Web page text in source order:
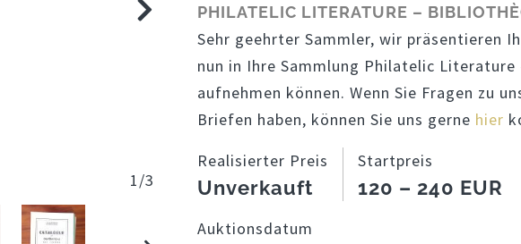
1/3
PHILATELIC LITERATURE –
Sehr geehrter Sammler, wir präsentieren
nun in Ihre Sammlung Philatelic
aufnehmen können. Wenn Sie Fragen zu
Briefen haben, können Sie uns gerne hier
Realisierter Preis
Unverkauft
Startpreis
120 – 240 EUR
Auktionsdatum